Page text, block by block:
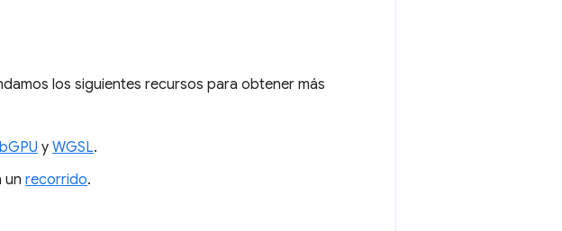
los siguientes recursos para obtener más
y WGSL.
un recorrido.